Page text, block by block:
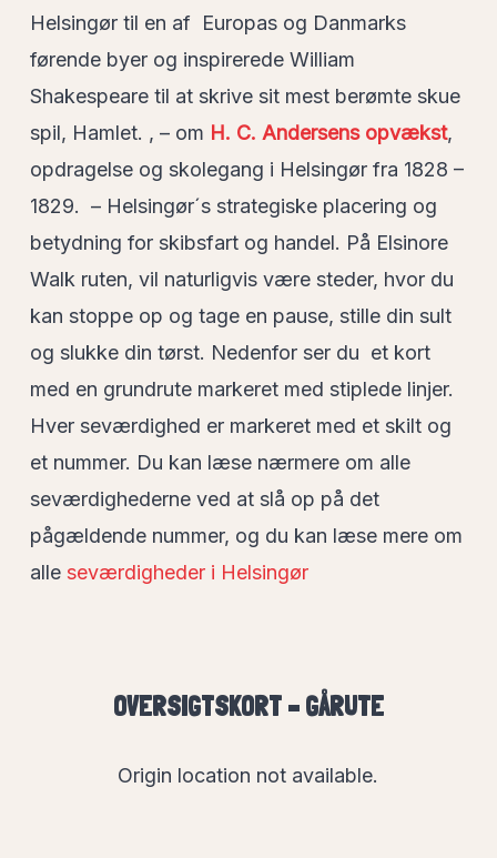
Helsingør til en af Europas og Danmarks
førende byer og inspirerede William
Shakespeare til at skrive sit mest berømte skue
spil, Hamlet. , – om H. C. Andersens opvækst,
opdragelse og skolegang i Helsingør fra 1828 –
1829. – Helsingør´s strategiske placering og
betydning for skibsfart og handel. På Elsinore
Walk ruten, vil naturligvis være steder, hvor du
kan stoppe op og tage en pause, stille din sult
og slukke din tørst. Nedenfor ser du et kort
med en grundrute markeret med stiplede linjer.
Hver seværdighed er markeret med et skilt og
et nummer. Du kan læse nærmere om alle
seværdighederne ved at slå op på det
pågældende nummer, og du kan læse mere om
alle seværdigheder i Helsingør
OVERSIGTSKORT – GÅRUTE
Origin location not available.